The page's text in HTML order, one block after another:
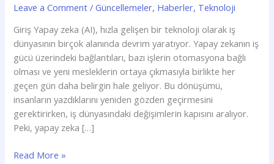
Leave a Comment /Güncellemeler, Haberler, Teknoloji
Giriş Yapay zeka (AI), hızla gelişen bir teknoloji olarak iş
dünyasının birçok alanında devrim yaratıyor. Yapay zekanın iş
gücü üzerindeki bağlantıları, bazı işlerin otomasyona bağlı
olması ve yeni mesleklerin ortaya çıkmasıyla birlikte her
geçen gün daha belirgin hale geliyor. Bu dönüşümü,
insanların yazdıklarını yeniden gözden geçirmesini
gerektirirken, iş dünyasındaki değişimlerin kapısını aralıyor.
Peki, yapay zeka […]
Read More »